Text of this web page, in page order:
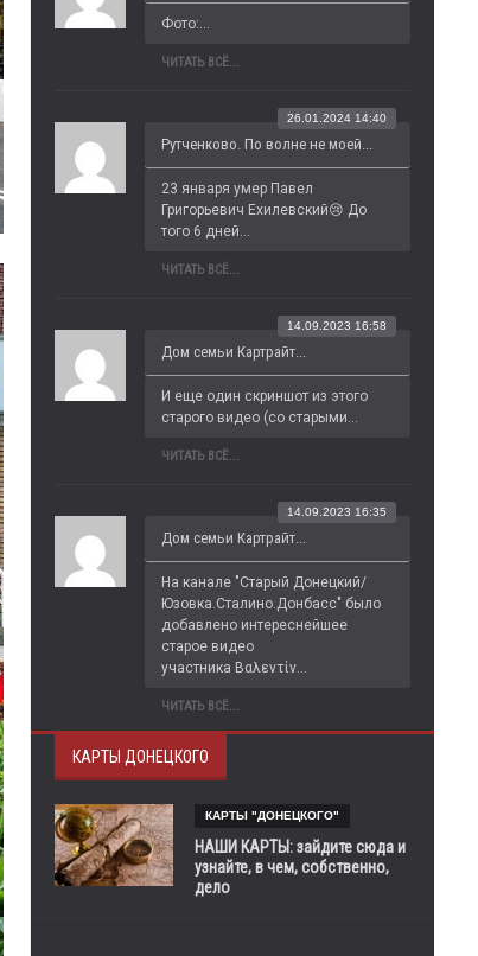
Фото:...
ЧИТАТЬ ВСЁ...
Рутченково. По волне не моей...
26.01.2024 14:40
23 января умер Павел
Григорьевич Ехилевский😢 До
того 6 дней...
ЧИТАТЬ ВСЁ...
Дом семьи Картрайт...
14.09.2023 16:58
И еще один скриншот из этого
старого видео (со старыми...
ЧИТАТЬ ВСЁ...
Дом семьи Картрайт...
14.09.2023 16:35
На канале "Старый Донецкий/
Юзовка.Сталино.Донбасс" было
добавлено интереснейшее
старое видео
участника Βαλεντίν...
ЧИТАТЬ ВСЁ...
КАРТЫ ДОНЕЦКОГО
КАРТЫ "ДОНЕЦКОГО"
НАШИ КАРТЫ: зайдите сюда и
узнайте, в чем, собственно,
дело